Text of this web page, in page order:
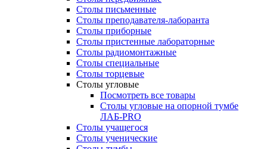
Столы письменные
Столы преподавателя-лаборанта
Столы приборные
Столы пристенные лабораторные
Столы радиомонтажные
Столы специальные
Столы торцевые
Столы угловые
Посмотреть все товары
Столы угловые на опорной тумбе
ЛАБ-PRO
Столы учащегося
Столы ученические